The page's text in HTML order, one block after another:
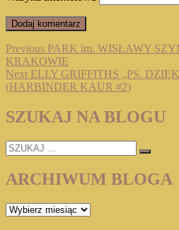
Nawigacja
wpisu
Previous Previous
post:
PARK im. WISŁAWY
KRAKOWIE
Next Next
post:
ELLY GRIFFITHS „PS.
(HARBINDER KAUR #2)
SZUKAJ NA BLOGU
SZUKAJ
…
ARCHIWUM BLOGA
ARCHIWUM